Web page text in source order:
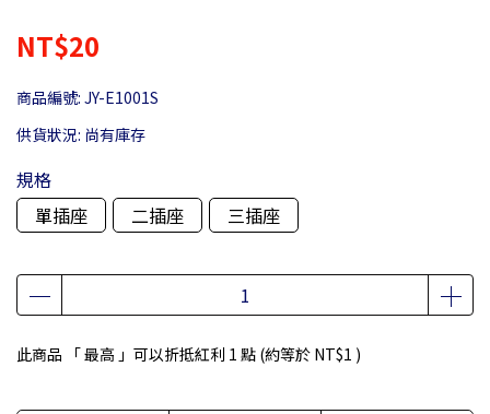
NT$20
商品編號: JY-E1001S
供貨狀況: 尚有庫存
規格
單插座
二插座 三插座
此商品 「 最高 」可以折抵紅利 1 點 (約等於 NT$1 )